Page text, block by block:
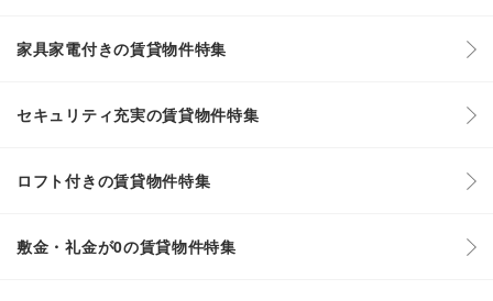
家具家電付きの賃貸物件特集
セキュリティ充実の賃貸物件特集
ロフト付きの賃貸物件特集
敷金・礼金が0の賃貸物件特集